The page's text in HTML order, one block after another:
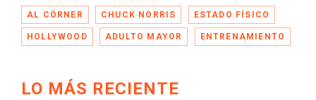
AL CÓRNER CHUCK NORRIS ESTADO FÍSICO
HOLLYWOOD ADULTO MAYOR ENTRENAMIENTO
LO MÁS RECIENTE